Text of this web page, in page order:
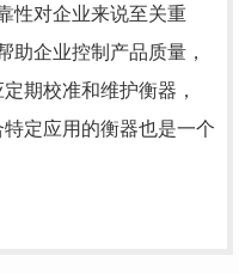
性对企业来说至关重
助企业控制产品质量，
期校准和维护衡器，
定应用的衡器也是一个